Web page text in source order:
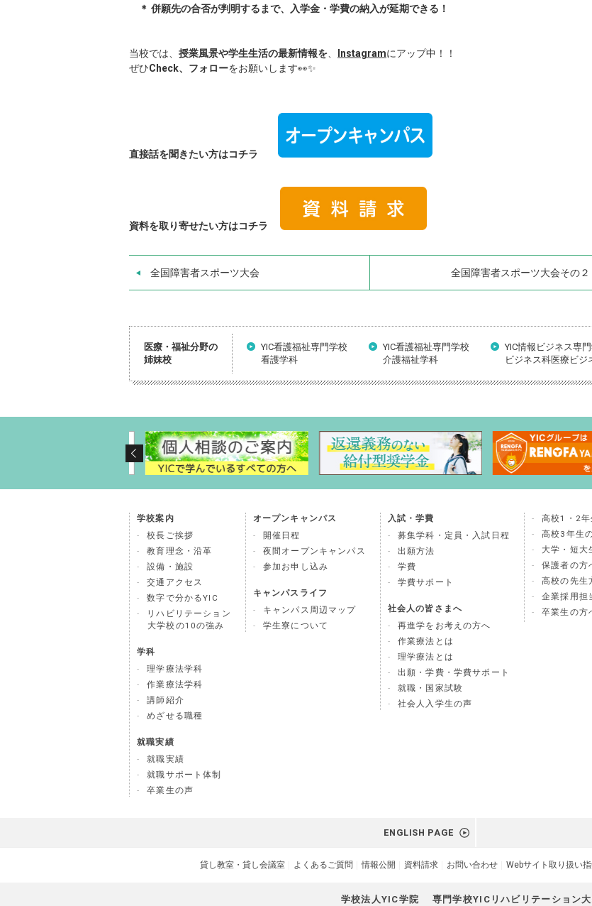
＊ 併願先の合否が判明するまで、入学金・学費の納入が延期できる！
当校では、 授業風景や学生生活の最新情報を Instagramにアップ中！！
ぜひCheck、フォローをお願いします👀✨
直接話を聞きたい方はコチラ
資料を取り寄せたい方はコチラ
全国障害者スポーツ大会 全国障害者スポーツ大会その２
医療・福祉分野の
姉妹校
YIC看護福祉専門学校
看護学科
YIC看護福祉専門学校
介護福祉学科
YIC情報ビジネス専
ビジネス科医療ビジ
学校案内
校長ご挨拶
教育理念・沿革
設備・施設
交通アクセス
数字で分かるYIC
リハビリテーション
大学校の10の強み
学科
理学療法学科
作業療法学科
講師紹介
めざせる職種
就職実績
就職実績
就職サポート体制
卒業生の声
オープンキャンパス
開催日程
夜間オープンキャンパス
参加お申し込み
キャンパスライフ
キャンパス周辺マップ
学生寮について
入試・学費
募集学科・定員・入試日程
出願方法
学費
学費サポート
社会人の皆さまへ
再進学をお考えの方へ
作業療法とは
理学療法とは
出願・学費・学費サポート
就職・国家試験
社会人入学生の声
高校1・2
高校3年生
大学・短大
保護者の方
高校の先生
企業採用担
卒業生の方
ENGLISH PAGE
貸し教室・貸し会議室 よくあるご質問 情報公開 資料請求 お問い合わせ Webサイト取り扱い
学校法人YIC学院 専門学校YICリハビリテーション